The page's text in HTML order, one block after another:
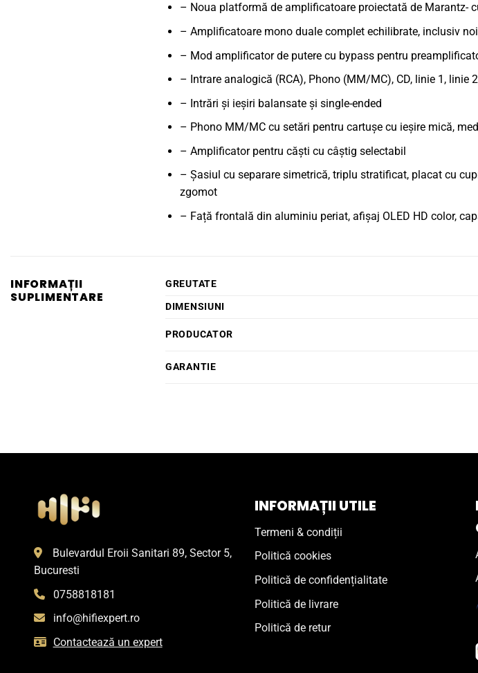
– Noua platformă de amplificatoare proiectată de Marantz-
– Amplificatoare mono duale complet echilibrate, inclusiv
– Mod amplificator de putere cu bypass pentru
– Intrare analogică (RCA), Phono (MM/MC), CD, linie 1, linie
– Intrări și ieșiri balansate și single-ended
– Phono MM/MC cu setări pentru cartușe cu ieșire mică,
– Amplificator pentru căști cu câștig selectabil
– Șasiul cu separare simetrică, triplu stratificat, placat cu
zgomot
– Față frontală din aluminiu periat, afișaj OLED HD color,
INFORMAȚII
SUPLIMENTARE
GREUTATE
DIMENSIUNI
PRODUCATOR
GARANTIE
Bulevardul Eroii Sanitari 89, Sector 5,
Bucuresti
0758818181
info@hifiexpert.ro
Contactează un expert
INFORMAȚII UTILE
Termeni & condiții
Politică cookies
Politică de confidențialitate
Politică de livrare
Politică de retur